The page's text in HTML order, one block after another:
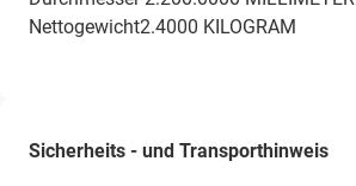
Nettogewicht2.4000 KILOGRAM
Sicherheits - und Transporthinweis